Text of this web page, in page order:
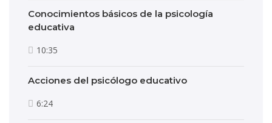
Conocimientos básicos de la psicología
educativa
10:35
Acciones del psicólogo educativo
6:24